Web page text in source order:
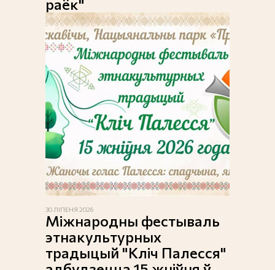
раёк"
30 ЛІПЕНЯ 2026
Міжнародны фестываль
этнакультурных
традыцый "Кліч Палесся"